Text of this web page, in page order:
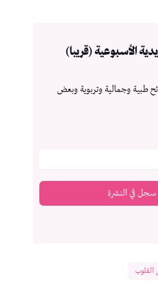
الأسبوعية (قريبا)
طبية وجمالية وتربوية وبعض
سجل في النشرة
القلوب